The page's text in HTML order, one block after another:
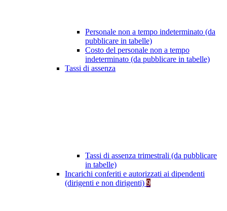
Personale non a tempo indeterminato (da
pubblicare in tabelle)
Costo del personale non a tempo
indeterminato (da pubblicare in tabelle)
Tassi di assenza
Tassi di assenza trimestrali (da pubblicare
in tabelle)
Incarichi conferiti e autorizzati ai dipendenti
(dirigenti e non dirigenti) 9